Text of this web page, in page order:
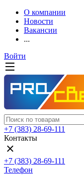
О компании
Новости
Вакансии
...
Войти
+7 (383) 28-69-111
Контакты
+7 (383) 28-69-111
Телефон